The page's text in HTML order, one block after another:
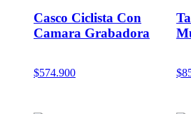
Casco Ciclista Con
Camara Grabadora
$574.900 $